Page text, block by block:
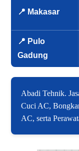
📍 Makasar
📍 Pulo
Gadung
Abadi Tehnik.
Cuci AC,
AC, serta